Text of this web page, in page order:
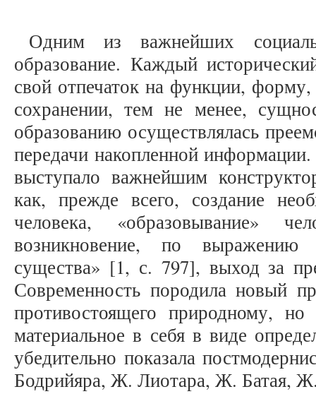
Одним из важнейших
образование. Каждый
свой отпечаток на функции,
сохранении, тем не менее,
образованию осуществлялась
передачи накопленной
выступало важнейшим
как, прежде всего, создание
человека, «образовывание»
возникновение, по выражению
существа» [1, с. 797], выход за
Современность породила новый
противостоящего природному,
материальное в себя в виде
убедительно показала
Бодрийяра, Ж. Лиотара, Ж. Батая,